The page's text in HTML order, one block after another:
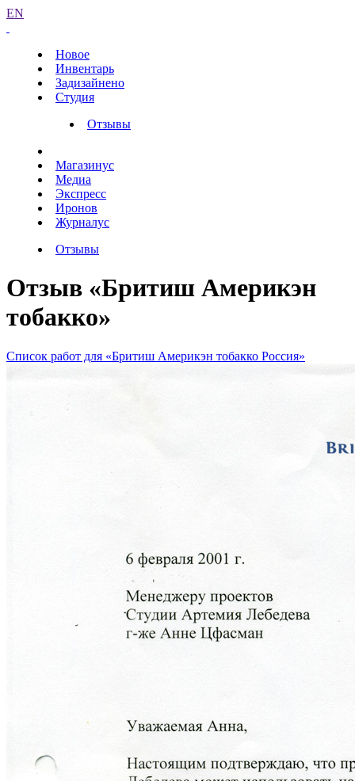
EN
Новое
Инвентарь
Задизайнено
Студия
Отзывы
Магазинус
Медиа
Экспресс
Иронов
Журналус
Отзывы
Отзыв «Бритиш Америкэн
тобакко»
Список работ для «Бритиш Америкэн тобакко Россия»